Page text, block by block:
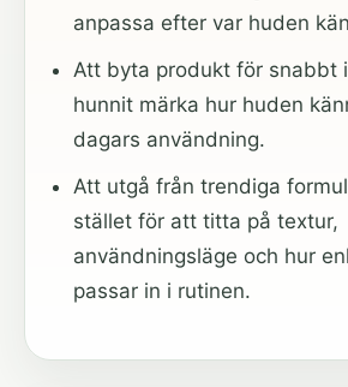
anpassa efter var huden
Att byta produkt för snabbt
hunnit märka hur huden
dagars användning.
Att utgå från trendiga
stället för att titta på textur,
användningsläge och hur
passar in i rutinen.